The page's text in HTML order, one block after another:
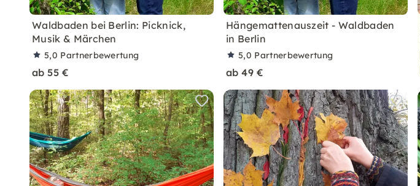
Waldbaden bei Berlin: Picknick,
Musik & Märchen
5,0 Partnerbewertung
ab 55 €
Hängemattenauszeit - Waldbaden
in Berlin
5,0 Partnerbewertung
ab 49 €